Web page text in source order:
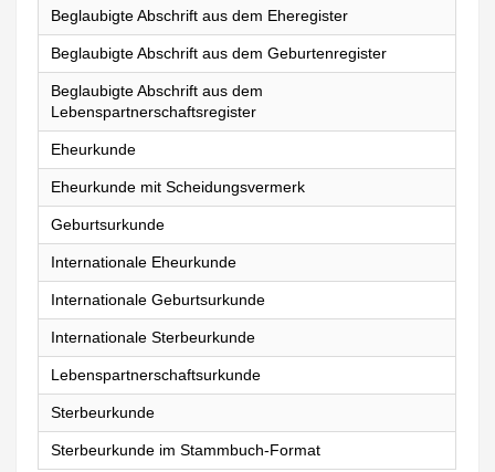
Beglaubigte Abschrift aus dem Eheregister
Beglaubigte Abschrift aus dem Geburtenregister
Beglaubigte Abschrift aus dem
Lebenspartnerschaftsregister
Eheurkunde
Eheurkunde mit Scheidungsvermerk
Geburtsurkunde
Internationale Eheurkunde
Internationale Geburtsurkunde
Internationale Sterbeurkunde
Lebenspartnerschaftsurkunde
Sterbeurkunde
Sterbeurkunde im Stammbuch-Format